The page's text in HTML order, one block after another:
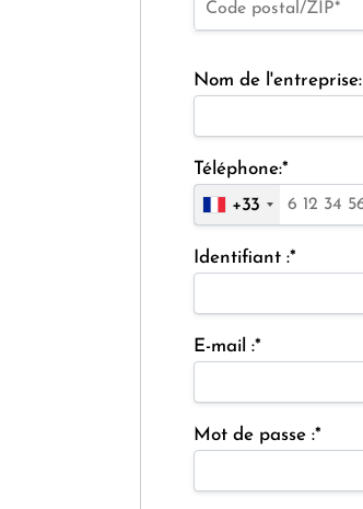
Nom de l'entreprise:
Téléphone:*
+33
Identifiant :*
E-mail :*
Mot de passe :*